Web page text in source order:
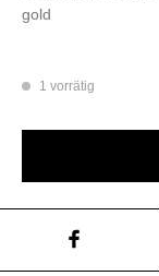
gold
1 vorrätig